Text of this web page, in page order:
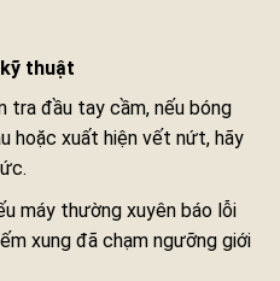
thuật
tra đầu tay cầm, nếu bóng
hoặc xuất hiện vết nứt, hãy
máy thường xuyên báo lỗi
xung đã chạm ngưỡng giới